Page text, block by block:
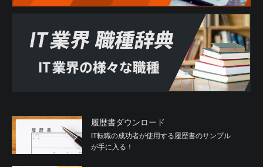
履歴書ダウンロード
IT転職の成功者が使用する履歴書のサンプル
が手に入る！